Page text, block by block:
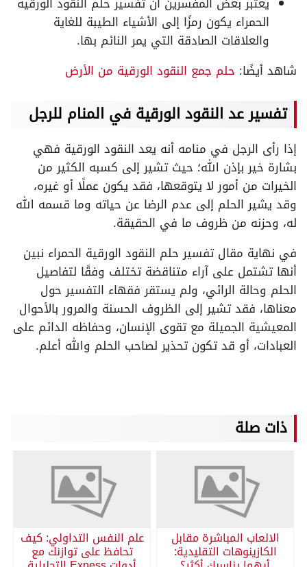
الحمراء يكون رمزًا إلى الأشياء الطيبة للغاية
والعلاقات الصادقة التي يمر النائم بها.
شاهد أيضًا: حلم جمع النقود الورقية من الأرض
تفسير عد النقود الورقية في المنام للرجل
إذا رأى الرجل في منامه أنه يعد النقود الورقية فهي
بشارة خير بإذن الله؛ حيث تشير إلى كسبه الكثير من
الخيرات من أمور لا يتوقعها، فقد يكون عملًا أو غيره،
وقد يشير الحلم إلى عدم الرضا عن حياته وما قسمه الله
له، وحزنه من ظروف ما في الحقيقة.
في نهاية مقال تفسير حلم النقود الورقية الحمراء نبين
أنها تشتمل على آراء متناقضة تختلف وفقًا لتفاصيل
الحلم وحالة الرائي، ولم يستقر فقهاء التفسير حول
معناها، فقد تشير إلى الظروف الحسنة والمرور بالأحوال
المعيشية الجميلة مع تقوى الإنسان، وحفاظه الدائم على
العبادات، أو قد تكون تحذير لصاحب الحلم والله أعلم.
ذات صلة
الالعاب المباشرة مقابل
الكازينوهات التقليدية:
علم النفس التداولي: كيف
تحافظ على توازنك مع